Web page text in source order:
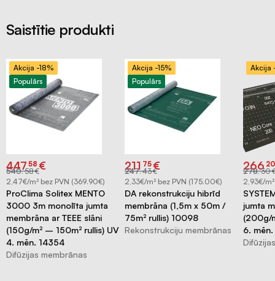
Saistītie produkti
Akcija -18%
Populārs
€
540.58
Original
price
was:
€540.58.
€
44758
Current
price
is:
€447.58.
2,47€/m² bez PVN (369.90€)
ProClima Solitex MENTO
3000 3m monolīta jumta
membrāna ar TEEE slāni
(150g/m² – 150m² rullis) UV
4. mēn. 14354
Difūzijas membrānas
Akcija -15%
Populārs
€
247.43
Original
price
was:
€247.43.
€
211 75
Current
price
is:
€211.75.
2,33€/m² bez PVN (175.00€)
DA rekonstrukciju hibrīd
membrāna (1,5m x 50m /
75m² rullis) 10098
Rekonstrukciju membrānas
Akcija
278.30
price
was:
266 20
Current
price
is:
2,93€/
jumta
(200g/
6.
siltumsūkņi
materiāli